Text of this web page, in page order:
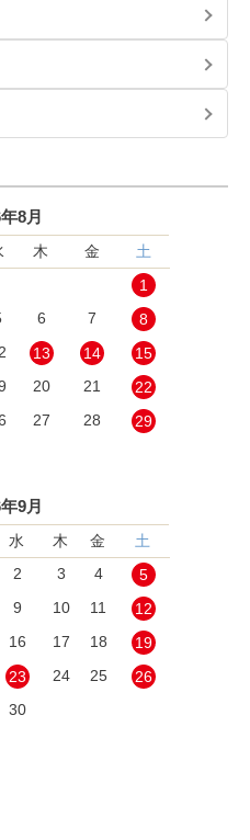
8月
木 金
土
1
6 7
8
13 14
15
20 21
22
27 28
29
9月
水 木 金
土
2 3 4
5
9 10 11
12
16 17 18
19
23 24 25
26
30